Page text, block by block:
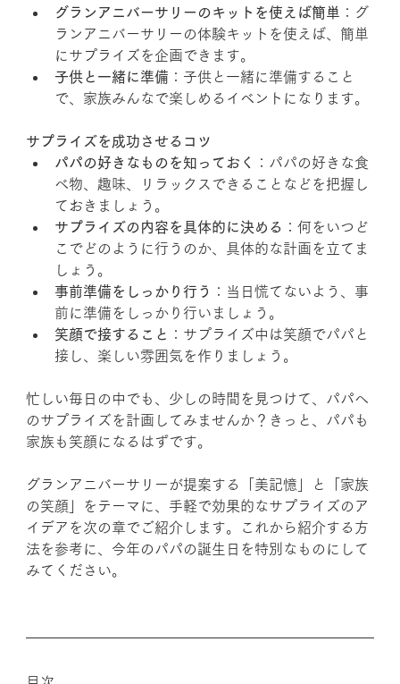
グランアニバーサリーのキットを使えば簡単 ：グ
ランアニバーサリーの体験キットを使えば、簡単
にサプライズを企画できます。
子供と一緒に準備 ：子供と一緒に準備すること
で、家族みんなで楽しめるイベントになります。
サプライズを成功させるコツ
パパの好きなものを知っておく
：パパの好きな食
べ物、趣味、リラックスできることなどを把握し
ておきましょう。
サプライズの内容を具体的に決める ：何をいつど
こでどのように行うのか、具体的な計画を立てま
しょう。
事前準備をしっかり行う
：当日慌てないよう、事
前に準備をしっかり行いましょう。
笑顔で接すること
：サプライズ中は笑顔でパパと
接し、楽しい雰囲気を作りましょう。
忙しい毎日の中でも、少しの時間を見つけて、パパへ
のサプライズを計画してみませんか？きっと、パパも
家族も笑顔になるはずです。
グランアニバーサリーが提案する「美記憶」と「家族
の笑顔」をテーマに、手軽で効果的なサプライズのア
イデアを次の章でご紹介します。これから紹介する方
法を参考に、今年のパパの誕生日を特別なものにして
みてください。